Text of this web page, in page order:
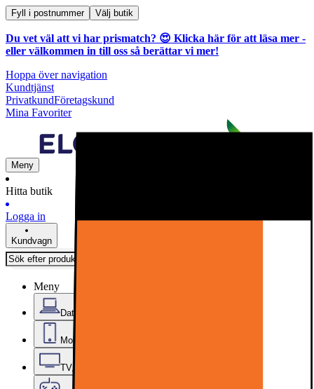
Fyll i postnummer Välj butik
Du vet väl att vi har prismatch? 😍 Klicka här för att läsa mer -
eller välkommen in till oss så berättar vi mer!
Hoppa över navigation
Kundtjänst
PrivatkundFöretagskund
Mina Favoriter
Meny
Hitta butik
Logga in
Kundvagn
Meny
Datorer & Kontor
Mobiler, Tablets & Smartklockor
TV, Ljud & Smart Hem